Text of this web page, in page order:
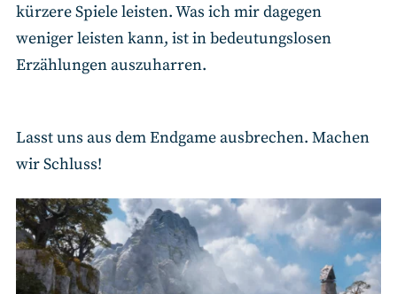
kürzere Spiele leisten. Was ich mir dagegen
weniger leisten kann, ist in bedeutungslosen
Erzählungen auszuharren.
Lasst uns aus dem Endgame ausbrechen. Machen
wir Schluss!